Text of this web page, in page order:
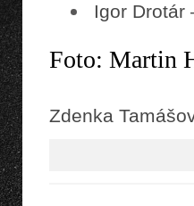
Igor Drotár
Foto: Martin
Zdenka